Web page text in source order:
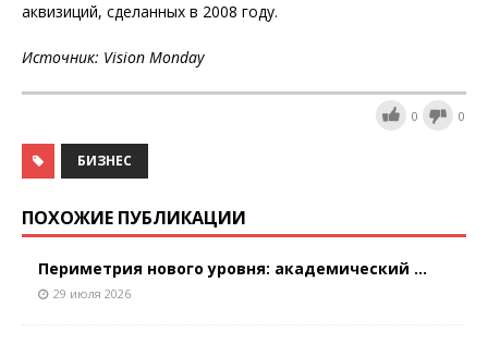
аквизиций, сделанных в 2008 году.
Источник: Vision Monday
0 0
БИЗНЕС
ПОХОЖИЕ ПУБЛИКАЦИИ
Периметрия нового уровня: академический ...
29 июля 2026